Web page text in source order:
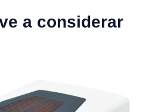
a considerar